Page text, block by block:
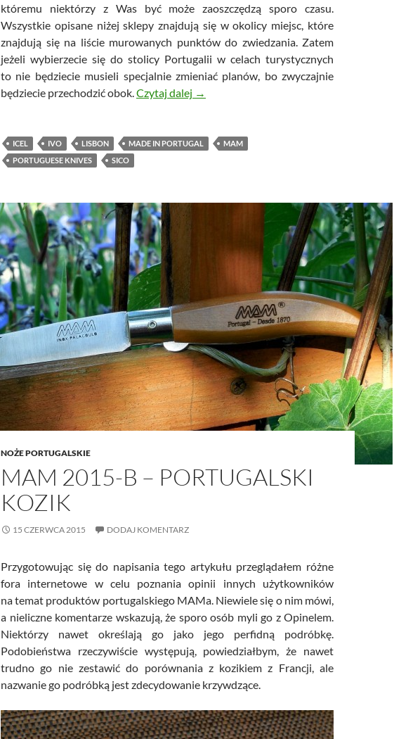
któremu niektórzy z Was być może zaoszczędzą sporo czasu.
Wszystkie opisane niżej sklepy znajdują się w okolicy miejsc, które
znajdują się na liście murowanych punktów do zwiedzania. Zatem
jeżeli wybierzecie się do stolicy Portugalii w celach turystycznych
to nie będziecie musieli specjalnie zmieniać planów, bo zwyczajnie
będziecie przechodzić obok.Czytaj dalej Miniporadnik – gdzie w Lizbonie kupić
→
ICEL IVO LISBON MADE IN PORTUGAL
MAM
PORTUGUESE KNIVES
SICO
NOŻE PORTUGALSKIE
MAM 2015-B – PORTUGALSKI
KOZIK
15 CZERWCA 2015 DODAJ KOMENTARZ
Przygotowując się do napisania tego artykułu przeglądałem różne
fora internetowe w celu poznania opinii innych użytkowników
na temat produktów portugalskiego MAMa. Niewiele się o nim mówi,
a nieliczne komentarze wskazują, że sporo osób myli go z Opinelem.
Niektórzy nawet określają go jako jego perfidną podróbkę.
Podobieństwa rzeczywiście występują, powiedziałbym, że nawet
trudno go nie zestawić do porównania z kozikiem z Francji, ale
nazwanie go podróbką jest zdecydowanie krzywdzące.